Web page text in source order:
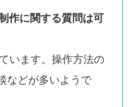
作に関する質問は可
います。操作方法の
などが多いようで